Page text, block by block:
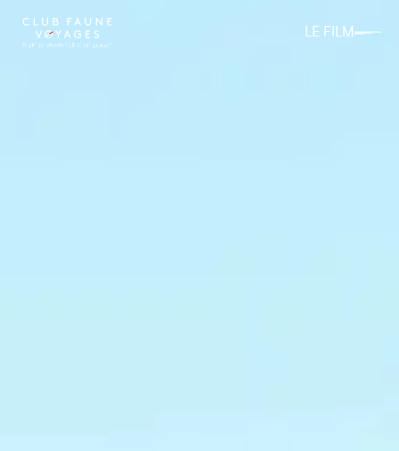
LE FILM